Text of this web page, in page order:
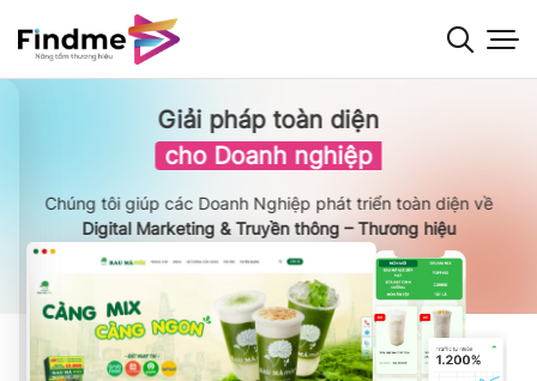
qua
nội
Giải pháp toàn diện
cho Doanh nghiệp
Chúng tôi giúp các Doanh Nghiệp phát triển toàn diện về
Digital Marketing & Truyền thông – Thương hiệu